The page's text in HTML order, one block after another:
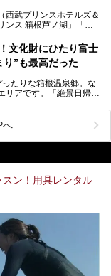
日中遊べるエンタメ施設
湯が数多く揃っていま
26選を「安さ」「岩
て紹介します。
て、最高のリフレッシュ
西武プリンスホテルズ＆
ス 箱根芦ノ湖」「芦
軒あり、今回ご紹介する
の中でもフラッグシッ
ホテルです。
村野藤吾が芦ノ湖の畔
こ。自家源泉の温泉や、
テルズワールドワイド
のPR記事です。
文化財にひたり富士
”も最高だった
たりな箱根温泉郷。な
アです。「絶景日帰り
温泉。
畔蛸川温泉 龍宮殿」と
宮殿本館」の営業時間に
帯にも「龍宮殿本館」
帰り温泉 龍宮殿本館
ての「箱根 芦ノ湖畔
の両方の魅力をたっぷ
神社、箱根元宮と箱根の
トです。
テルズワールドワイド
へ
スン！用具レンタル